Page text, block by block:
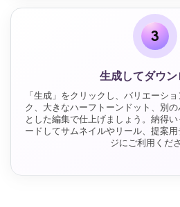
3
生成してダウン
「生成」をクリックし、バリエーシ
ク、大きなハーフトーンドット、別
とした編集で仕上げましょう。納得
ードしてサムネイルやリール、提案
ジにご利用くださ